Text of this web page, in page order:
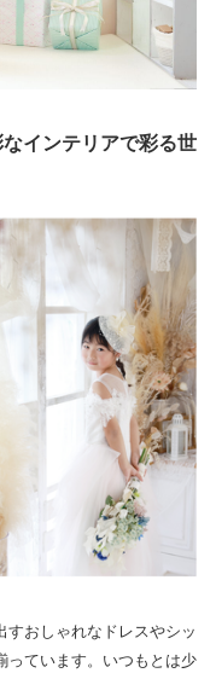
インテリアで彩る世
すおしゃれなドレスやシッ
っています。いつもとは少